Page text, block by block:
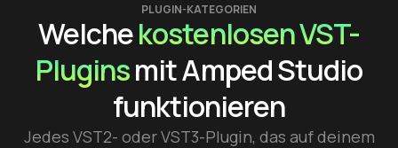
PLUGIN-KATEGORIEN
Welchekostenlosen VST-
Pluginsmit Amped Studio
funktionieren
Jedes VST2- oder VST3-Plugin, das auf deinem